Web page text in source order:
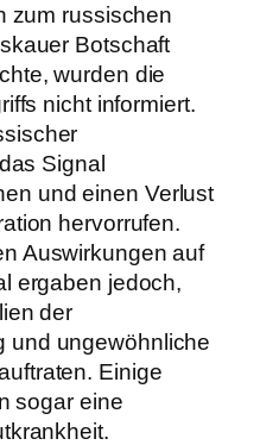
zum russischen
Botschaft
wurden die
nicht informiert.
Signal
und einen Verlust
hervorrufen.
Auswirkungen auf
ergaben jedoch,
der
und ungewöhnliche
Einige
sogar eine